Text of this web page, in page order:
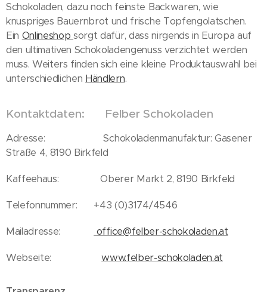
Schokoladen, dazu noch feinste Backwaren, wie
knuspriges Bauernbrot und frische Topfengolatschen.
Ein Onlineshopsorgt dafür, dass nirgends in Europa auf
den ultimativen Schokoladengenuss verzichtet werden
muss. Weiters finden sich eine kleine Produktauswahl bei
unterschiedlichen Händlern.
Kontaktdaten: Felber Schokoladen
Adresse: Schokoladenmanufaktur: Gasener
Straße 4, 8190 Birkfeld
Kaffeehaus: Oberer Markt 2, 8190 Birkfeld
Telefonnummer: +43 (0)3174/4546
Mailadresse: office@felber-schokoladen.at
Webseite:www.felber-schokoladen.at